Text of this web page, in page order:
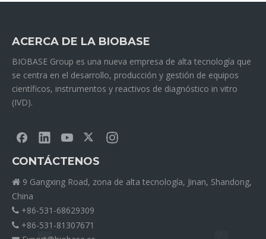
ACERCA DE LA BIOBASE
BIOBASE Group es una nueva empresa de alta tecnología que
se centra en el desarrollo, producción y gestión de equipos
científicos, instrumentos y reactivos de diagnóstico in vitro
(IVD).
CONTÁCTENOS
 9 Gangxing Road, zona de alta tecnología, Jinan, Shandong,
China
 +86-531-68629309
 +86-531-81307671